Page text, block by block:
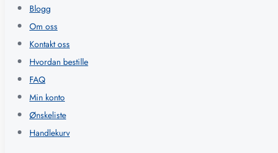
Blogg
Om oss
Kontakt oss
Hvordan bestille
FAQ
Min konto
Ønskeliste
Handlekurv